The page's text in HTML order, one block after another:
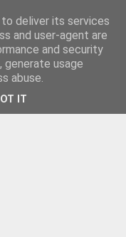
deliver its services
and user-agent are
and security
usage
abuse.
IT